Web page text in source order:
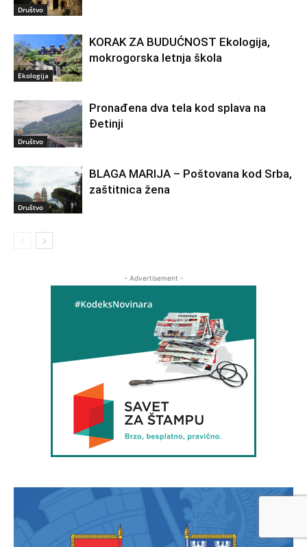
Društvo
Ekologija
KORAK ZA BUDUĆNOST Ekologija,
mokrogorska letnja škola
Društvo
Pronađena dva tela kod splava na
Đetinji
Društvo
BLAGA MARIJA – Poštovana kod Srba,
zaštitnica žena
- Advertisement -